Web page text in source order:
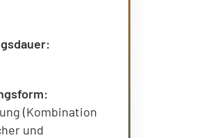
(Kombination
und